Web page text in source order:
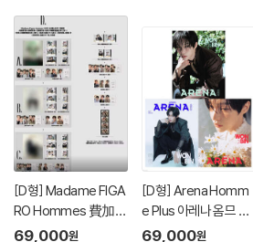
[D형] Madame FIGA
RO Hommes 費加
羅男士 마담 피가로 옴
69,000원
[D형] Arena Homm
e Plus 아레나 옴므 플
러스 중국 2026년 05
69,000원